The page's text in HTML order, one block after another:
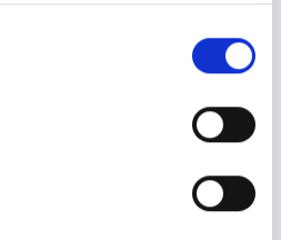
info/foglaljorvost-